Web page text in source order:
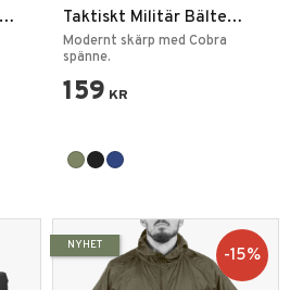
Taktiskt Militär Bälte
Quick Release
Modernt skärp med Cobra
spänne.
159 KR
15%
NYHET